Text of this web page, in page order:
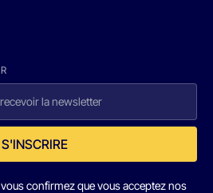
S'INSCRIRE
confirmez que vous acceptez nos